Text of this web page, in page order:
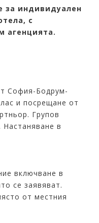
за индивидуален
с
агенцията.
София-Бодрум-
и посрещане от
Групов
в
включване в
се заявяват.
от местния